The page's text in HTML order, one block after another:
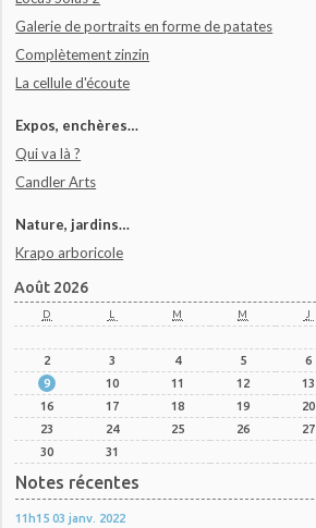
Galerie de portraits en forme de patates
Complètement zinzin
La cellule d'écoute
Expos, enchères…
Qui va là ?
Candler Arts
Nature, jardins…
Krapo arboricole
Août 2026
D L M M J
2
3 4 5 6
9
10 11 12 13
16
17 18 19 20
23
24 25 26 27
30
31
Notes récentes
11h15 03 janv. 2022